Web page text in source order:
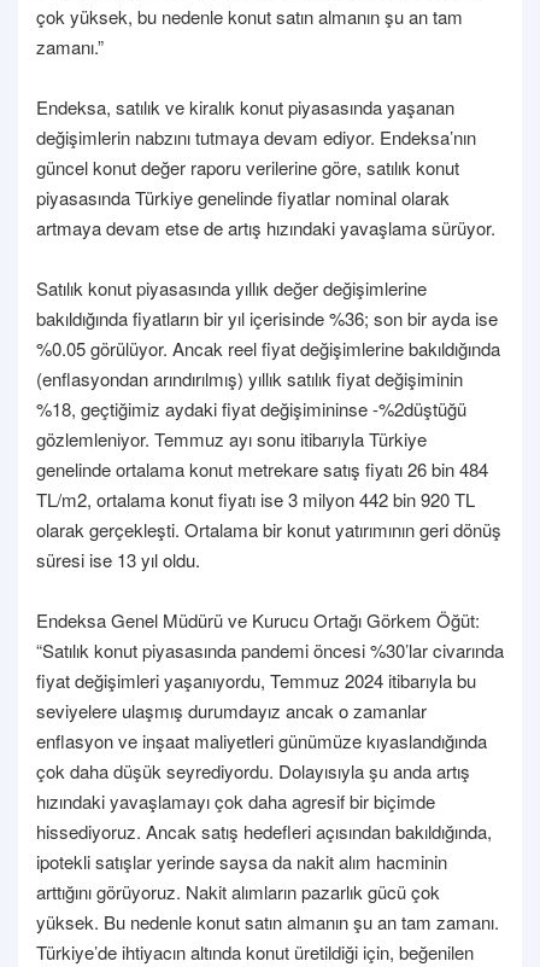
çok yüksek, bu nedenle konut satın almanın şu an tam
zamanı.”
Endeksa, satılık ve kiralık konut piyasasında yaşanan
değişimlerin nabzını tutmaya devam ediyor. Endeksa’nın
güncel konut değer raporu verilerine göre, satılık konut
piyasasında Türkiye genelinde fiyatlar nominal olarak
artmaya devam etse de artış hızındaki yavaşlama sürüyor.
Satılık konut piyasasında yıllık değer değişimlerine
bakıldığında fiyatların bir yıl içerisinde %36; son bir ayda ise
%0.05 görülüyor. Ancak reel fiyat değişimlerine bakıldığında
(enflasyondan arındırılmış) yıllık satılık fiyat değişiminin
%18, geçtiğimiz aydaki fiyat değişimininse -%2düştüğü
gözlemleniyor. Temmuz ayı sonu itibarıyla Türkiye
genelinde ortalama konut metrekare satış fiyatı 26 bin 484
TL/m2, ortalama konut fiyatı ise 3 milyon 442 bin 920 TL
olarak gerçekleşti. Ortalama bir konut yatırımının geri dönüş
süresi ise 13 yıl oldu.
Endeksa Genel Müdürü ve Kurucu Ortağı Görkem Öğüt:
“Satılık konut piyasasında pandemi öncesi %30’lar civarında
fiyat değişimleri yaşanıyordu, Temmuz 2024 itibarıyla bu
seviyelere ulaşmış durumdayız ancak o zamanlar
enflasyon ve inşaat maliyetleri günümüze kıyaslandığında
çok daha düşük seyrediyordu. Dolayısıyla şu anda artış
hızındaki yavaşlamayı çok daha agresif bir biçimde
hissediyoruz. Ancak satış hedefleri açısından bakıldığında,
ipotekli satışlar yerinde saysa da nakit alım hacminin
arttığını görüyoruz. Nakit alımların pazarlık gücü çok
yüksek. Bu nedenle konut satın almanın şu an tam zamanı.
Türkiye’de ihtiyacın altında konut üretildiği için, beğenilen